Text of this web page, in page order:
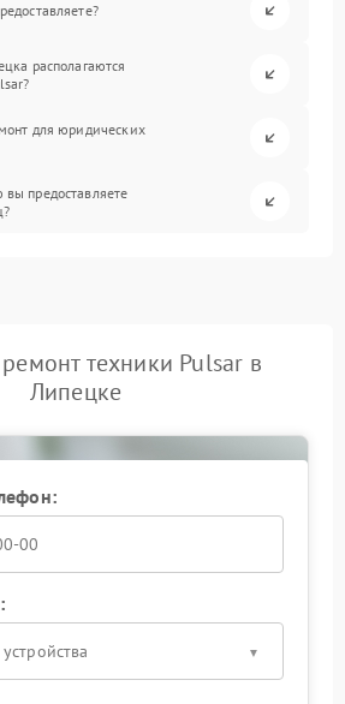
располагаются
для юридических
предоставляете
техники Pulsar в
Липецке